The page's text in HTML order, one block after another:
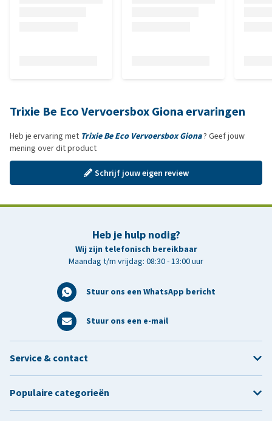
Trixie Be Eco Vervoersbox Giona ervaringen
Heb je ervaring met Trixie Be Eco Vervoersbox Giona? Geef jouw
mening over dit product
Schrijf jouw eigen review
Heb je hulp nodig?
Wij zijn telefonisch bereikbaar
Maandag t/m vrijdag: 08:30 - 13:00 uur
Stuur ons een WhatsApp bericht
Stuur ons een e-mail
Service & contact
Populaire categorieën